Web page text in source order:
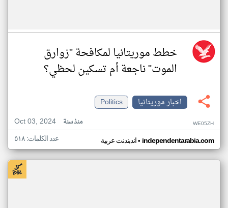
خطط موريتانيا لمكافحة "زوارق
الموت" ناجعة أم تسكين لحظي؟
اخبار موريتانيا
Politics
Oct 03, 2024
منذ سنة WE05ZH
اندبندنت عربية• independentarabia.com عدد الكلمات: ٥١٨